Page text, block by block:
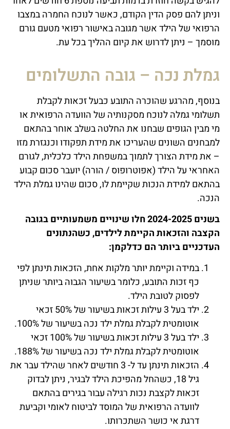
וניתן להם פסק הדין הקודם, כאשר לנוכח החמרה במצבו
הרפואי של הילד אשר מגובה באישור רפואי מטעם גורם
מוסמך – ניתן לדרוש את קיום ההליך בכל עת.
גמלת נכה – גובה התשלומים
בנוסף, מהרגע שהוכרה התובע כבעל זכאות לקבלת
תשלומי גמלה לנוכח מסקנותיה של הוועדה הרפואית או
מי מבין הגופים שבחנו את החלטה בשלב אוחר בהתאם
למבחנים השונים שהעריכו את מידת תפקודו וכנגזרת מזו
– את מידת הצורך לתמוך במשפחת הילד כלכלית, לגורם
האחראי על הילד (אפוטרופוס / הורה) יועבר סכום קבוע
בהתאם למידת הנכות שקיימת לו, סכום שהינו גמלת הילד
הנכה.
בשנים 2024-2025 חלו שינויים משמעותיים בגובה
הקצבה והזכאות הקיימת לילדים, כשהנתונים
העדכניים ביותר הם כדלקמן:
במידה וקיימת יותר מלקות אחת, הזכאות תינתן לפי
כף זכות התובע, כלומר בשיעור הגבוה ביותר שניתן
לפסוק לטובת הילד.
ילד בעל 3 עילות זכאות בשיעור של 50% זכאי
אוטומטית לקבלת גמלת ילד נכה בשיעור של 100%.
ילד בעל 3 עילות זכאות בשיעור של 100% זכאי
אוטומטית לקבלת גמלת ילד נכה בשיעור של 188%.
הזכאות תינתן עד ל- 3 חודשים לאחר שהילד עבר את
גיל 18, כשהחל מהפיכת הילד לבגיר, ניתן לבדוק
זכאות לקצבת נכות רגילה עבור בגירים בהתאם
לוועדה הרפואית של המוסד לביטוח לאומי וקביעת
דרגת אי כושר השתכרותו.